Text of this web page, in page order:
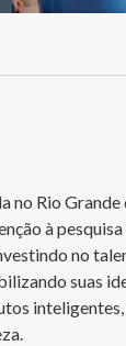
no Rio Grande
à
no
suas